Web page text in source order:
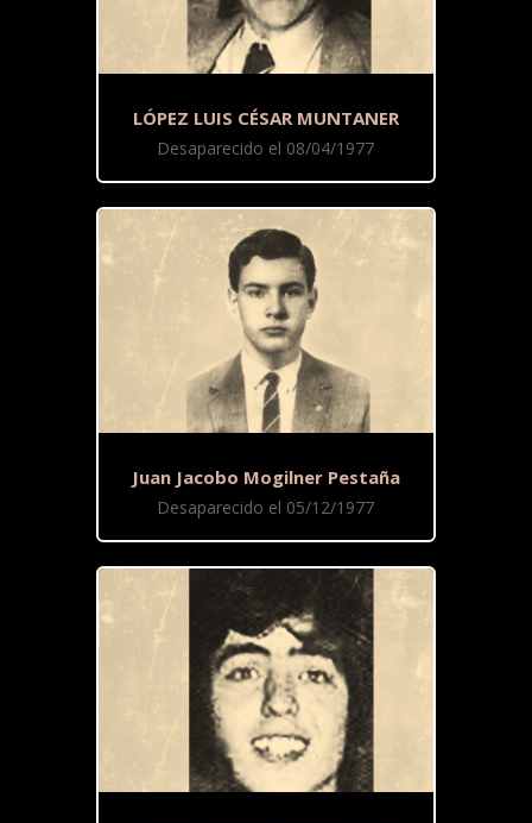
LÓPEZ LUIS CÉSAR MUNTANER
Desaparecido el 08/04/1977
Juan Jacobo Mogilner Pestaña
Desaparecido el 05/12/1977